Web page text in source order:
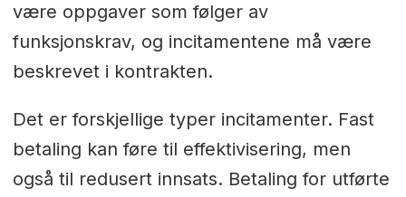
være oppgaver som følger av
funksjonskrav, og incitamentene må være
beskrevet i kontrakten.
Det er forskjellige typer incitamenter. Fast
betaling kan føre til effektivisering, men
også til redusert innsats. Betaling for utførte